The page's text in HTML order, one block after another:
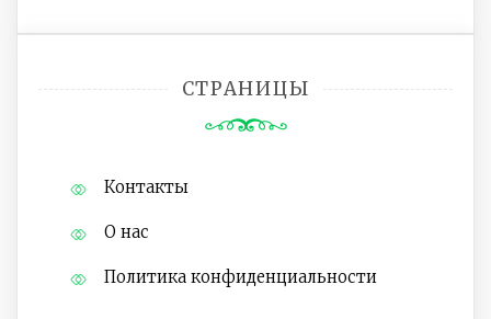
СТРАНИЦЫ
Контакты
О нас
Политика конфиденциальности